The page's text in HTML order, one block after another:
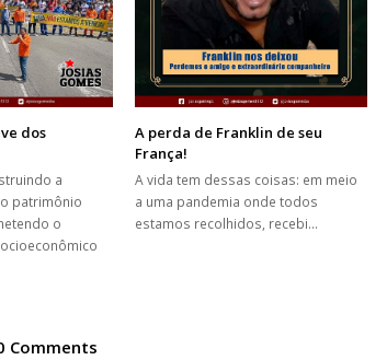
dos
a
patrimônio
o
A perda de Franklin de seu
França!
A vida tem dessas coisas: em meio
a uma pandemia onde todos
estamos recolhidos, recebi…
Comments